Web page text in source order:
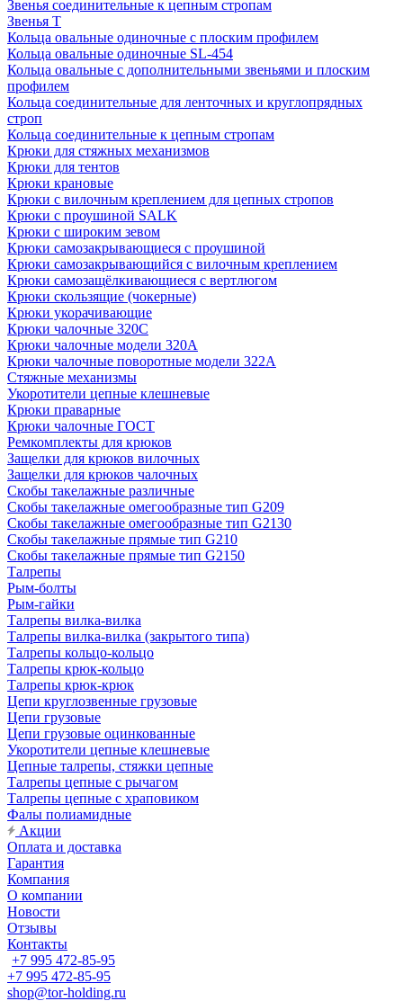
Звенья соединительные к цепным стропам
Звенья Т
Кольца овальные одиночные c плоским профилем
Кольца овальные одиночные SL-454
Кольца овальные с дополнительными звеньями и плоским
профилем
Кольца соединительные для ленточных и круглопрядных
строп
Кольца соединительные к цепным стропам
Крюки для стяжных механизмов
Крюки для тентов
Крюки крановые
Крюки с вилочным креплением для цепных стропов
Крюки с проушиной SALK
Крюки с широким зевом
Крюки самозакрывающиеся с проушиной
Крюки самозакрывающийся с вилочным креплением
Крюки самозащёлкивающиеся с вертлюгом
Крюки скользящие (чокерные)
Крюки укорачивающие
Крюки чалочные 320C
Крюки чалочные модели 320А
Крюки чалочные поворотные модели 322А
Стяжные механизмы
Укоротители цепные клешневые
Крюки праварные
Крюки чалочные ГОСТ
Ремкомплекты для крюков
Защелки для крюков вилочных
Защелки для крюков чалочных
Скобы такелажные различные
Скобы такелажные омегообразные тип G209
Скобы такелажные омегообразные тип G2130
Скобы такелажные прямые тип G210
Скобы такелажные прямые тип G2150
Талрепы
Рым-болты
Рым-гайки
Талрепы вилка-вилка
Талрепы вилка-вилка (закрытого типа)
Талрепы кольцо-кольцо
Талрепы крюк-кольцо
Талрепы крюк-крюк
Цепи круглозвенные грузовые
Цепи грузовые
Цепи грузовые оцинкованные
Укоротители цепные клешневые
Цепные талрепы, стяжки цепные
Талрепы цепные с рычагом
Талрепы цепные с храповиком
Фалы полиамидные
Акции
Оплата и доставка
Гарантия
Компания
О компании
Новости
Отзывы
Контакты
+7 995 472-85-95
+7 995 472-85-95
shop@tor-holding.ru